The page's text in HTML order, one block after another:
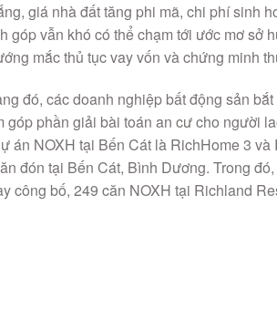
giá nhà đất tăng phi mã, chi phí sinh
góp vẫn khó có thể chạm tới ước mơ sở
mắc thủ tục vay vốn và chứng minh
đó, các doanh nghiệp bất động sản
góp phần giải bài toán an cư cho người
án NOXH tại Bến Cát là RichHome 3
đón tại Bến Cát, Bình Dương. Trong
công bố, 249 căn NOXH tại Richland